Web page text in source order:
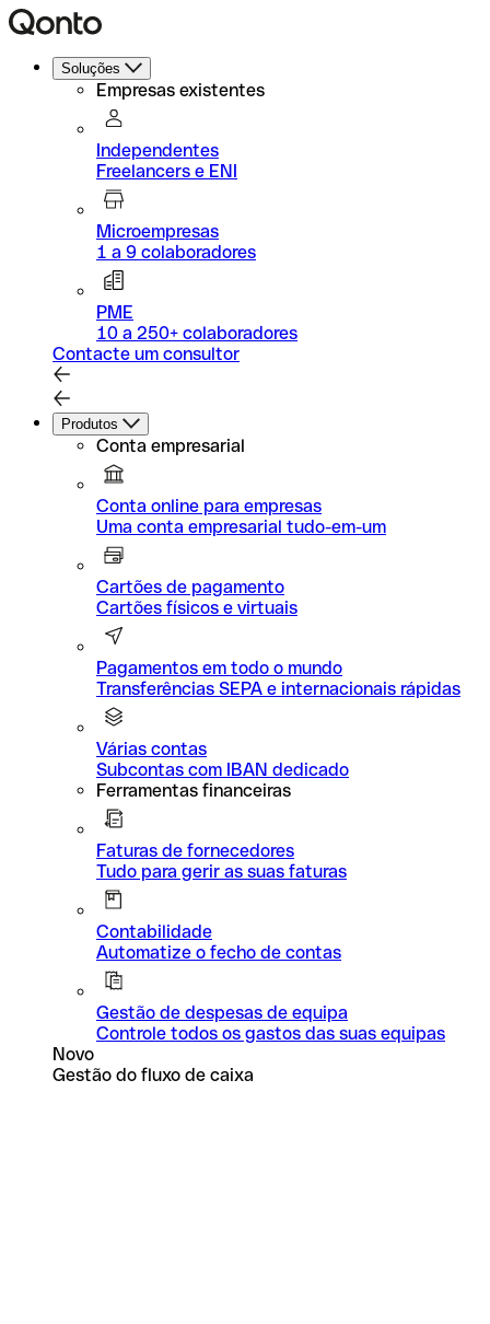
Soluções
Empresas existentes
Independentes
Freelancers e ENI
Microempresas
1 a 9 colaboradores
PME
10 a 250+ colaboradores
Contacte um consultor
Produtos
Conta empresarial
Conta online para empresas
Uma conta empresarial tudo-em-um
Cartões de pagamento
Cartões físicos e virtuais
Pagamentos em todo o mundo
Transferências SEPA e internacionais rápidas
Várias contas
Subcontas com IBAN dedicado
Ferramentas financeiras
Faturas de fornecedores
Tudo para gerir as suas faturas
Contabilidade
Automatize o fecho de contas
Gestão de despesas de equipa
Controle todos os gastos das suas equipas
Novo
Gestão do fluxo de caixa